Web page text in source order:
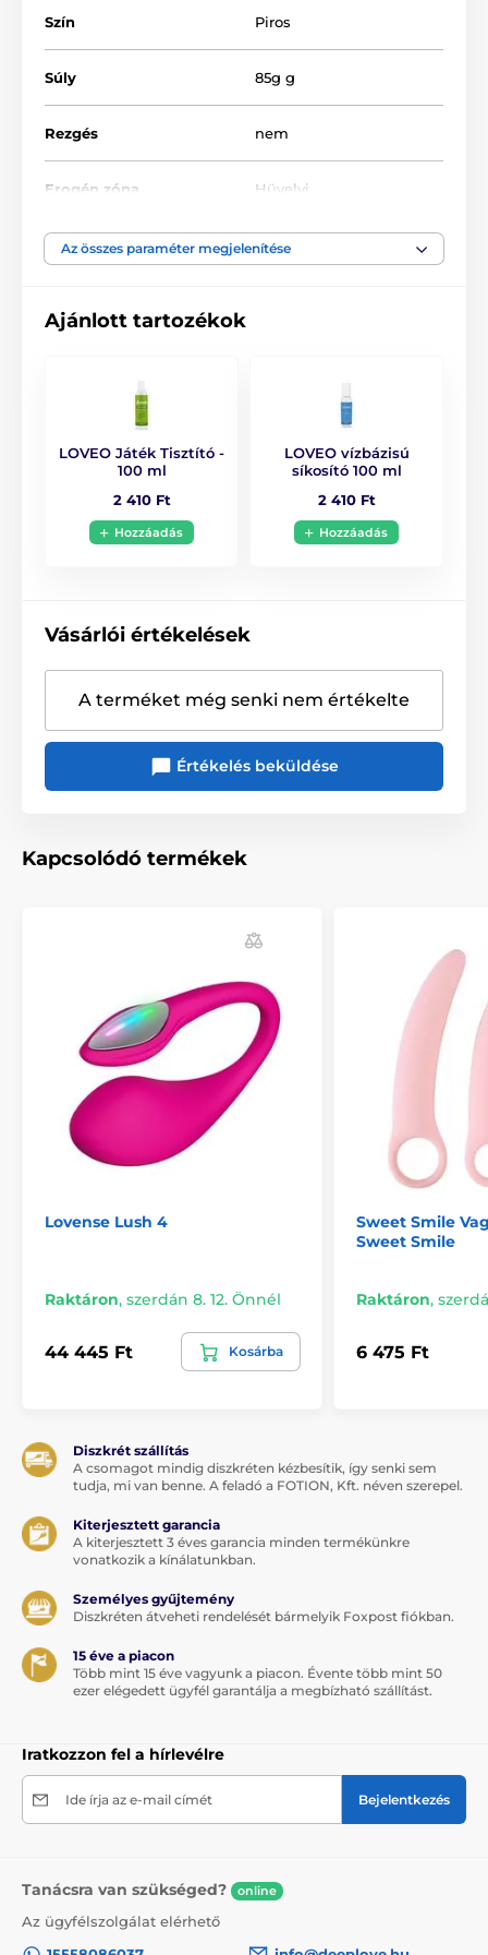
Szín Piros
Súly 85g g
Rezgés nem
Erogén zóna Hüvelyi
Anyagi tulajdonság Kemény tapintású
11 cm
Az összes paraméter megjelenítése
Ajánlott tartozékok
LOVEO Játék Tisztító -
100 ml
2 410 Ft
Hozzáadás
LOVEO vízbázisú
síkosító 100 ml
2 410 Ft
Hozzáadás
Vásárlói értékelések
A terméket még senki nem értékelte
Értékelés beküldése
Kapcsolódó termékek
Lovense Lush 4
Raktáron, szerdán 8. 12. Önnél
44 445 Ft Kosárba
Sweet Smile
Sweet Smile
Raktáron,
6 475 Ft
Diszkrét szállítás
A csomagot mindig diszkréten kézbesítik, így senki sem
tudja, mi van benne. A feladó a FOTION, Kft. néven szerepel.
Kiterjesztett garancia
A kiterjesztett 3 éves garancia minden termékünkre
vonatkozik a kínálatunkban.
Személyes gyűjtemény
Diszkréten átveheti rendelését bármelyik Foxpost fiókban.
15 éve a piacon
Több mint 15 éve vagyunk a piacon. Évente több mint 50
ezer elégedett ügyfél garantálja a megbízható szállítást.
Iratkozzon fel a hírlevélre
Ide írja az e-mail címét Bejelentkezés
Tanácsra van szükséged? online
Az ügyfélszolgálat elérhető